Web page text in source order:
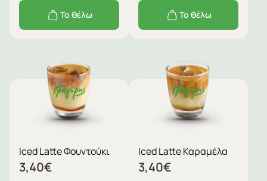
Το θέλω Το θέλω
Iced Latte Φουντούκι
3,40€
Iced Latte Καραμέλα
3,40€